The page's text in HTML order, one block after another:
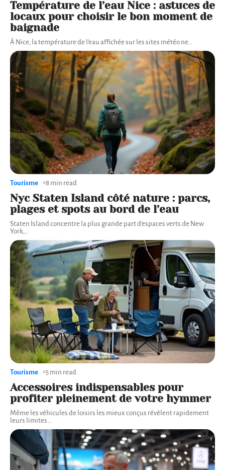
Température de l’eau Nice : astuces de
locaux pour choisir le bon moment de
baignade
À Nice, la température de l'eau affichée sur les sites météo ne…
Nyc Staten Island côté nature : parcs,
plages et spots au bord de l’eau
Staten Island concentre la plus grande part d'espaces verts de New
York,
Tourisme 8 min read
Accessoires indispensables pour
profiter pleinement de votre hymmer
Même les véhicules de loisirs les mieux conçus révèlent rapidement
leurs limites
Tourisme 5 min read